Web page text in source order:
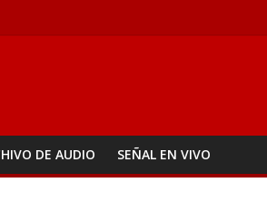
tras operativo fronterizo
para la posesión presidencial
con los problemas de agua en Ipiales
DE AUDIO SEÑAL EN VIVO